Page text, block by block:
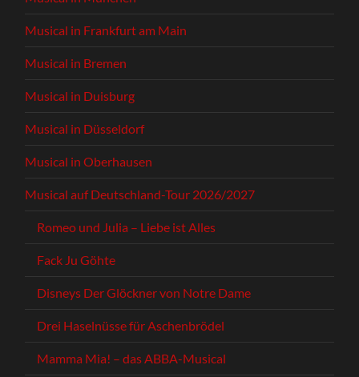
Musical in Frankfurt am Main
Musical in Bremen
Musical in Duisburg
Musical in Düsseldorf
Musical in Oberhausen
Musical auf Deutschland-Tour 2026/2027
Romeo und Julia – Liebe ist Alles
Fack Ju Göhte
Disneys Der Glöckner von Notre Dame
Drei Haselnüsse für Aschenbrödel
Mamma Mia! – das ABBA-Musical